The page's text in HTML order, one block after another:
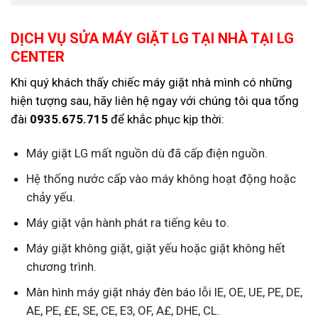
DỊCH VỤ SỬA MÁY GIẶT LG TẠI NHÀ TẠI LG
CENTER
Khi quý khách thấy chiếc máy giặt nhà mình có những
hiện tượng sau, hãy liên hệ ngay với chúng tôi qua tổng
đài 0935.675.715 để khắc phục kịp thời:
Máy giặt LG mất nguồn dù đã cấp điện nguồn.
Hệ thống nước cấp vào máy không hoạt động hoặc
chảy yếu.
Máy giặt vận hành phát ra tiếng kêu to.
Máy giặt không giặt, giặt yếu hoặc giặt không hết
chương trình.
Màn hình máy giặt nháy đèn báo lỗi IE, OE, UE, PE, DE,
AE, PE, £E, SE, CE, E3, OF, A£, DHE, CL.